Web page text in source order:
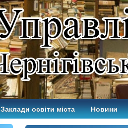
Заклади освіти міста Новини